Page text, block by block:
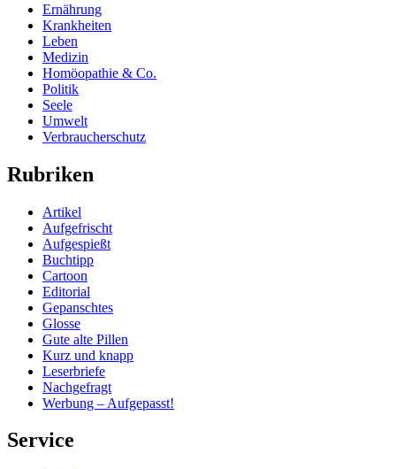
Ernährung
Krankheiten
Leben
Medizin
Homöopathie & Co.
Politik
Seele
Umwelt
Verbraucherschutz
Rubriken
Artikel
Aufgefrischt
Aufgespießt
Buchtipp
Cartoon
Editorial
Gepanschtes
Glosse
Gute alte Pillen
Kurz und knapp
Leserbriefe
Nachgefragt
Werbung – Aufgepasst!
Service